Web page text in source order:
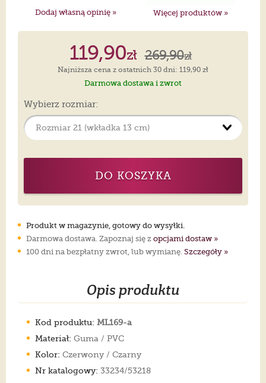
Dodaj własną opinię » Więcej produktów »
119,90zł 269,90zł
Najniższa cena z ostatnich 30 dni: 119,90 zł
Darmowa dostawa i zwrot
Wybierz rozmiar:
DO KOSZYKA
Produkt w magazynie, gotowy do wysyłki.
Darmowa dostawa. Zapoznaj się z opcjami dostaw »
100 dni na bezpłatny zwrot, lub wymianę. Szczegóły »
Opis produktu
Kod produktu: ML169-a
Materiał: Guma / PVC
Kolor: Czerwony / Czarny
Nr katalogowy: 33234/53218